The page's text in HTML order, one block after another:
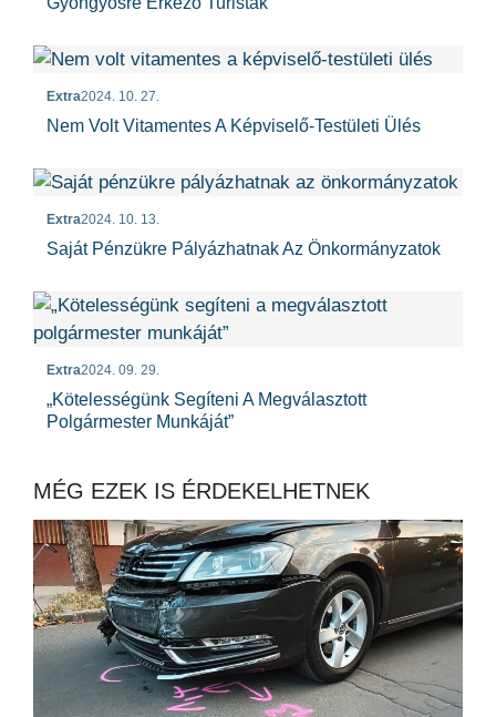
Extra2024. 10. 27.
Nem Volt Vitamentes A Képviselő-Testületi Ülés
Extra2024. 10. 13.
Saját Pénzükre Pályázhatnak Az Önkormányzatok
Extra2024. 09. 29.
„Kötelességünk Segíteni A Megválasztott
Polgármester Munkáját”
MÉG EZEK IS ÉRDEKELHETNEK